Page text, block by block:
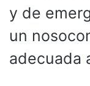
y de
un
adecuada